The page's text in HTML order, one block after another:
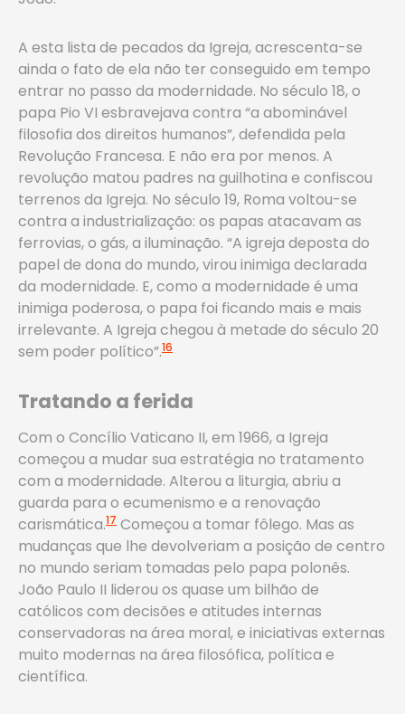
A esta lista de pecados da Igreja, acrescenta-se
ainda o fato de ela não ter conseguido em tempo
entrar no passo da modernidade. No século 18, o
papa Pio VI esbravejava contra “a abominável
filosofia dos direitos humanos”, defendida pela
Revolução Francesa. E não era por menos. A
revolução matou padres na guilhotina e confiscou
terrenos da Igreja. No século 19, Roma voltou-se
contra a industrialização: os papas atacavam as
ferrovias, o gás, a iluminação. “A igreja deposta do
papel de dona do mundo, virou inimiga declarada
da modernidade. E, como a modernidade é uma
inimiga poderosa, o papa foi ficando mais e mais
irrelevante. A Igreja chegou à metade do século 20
sem poder político”.16
Tratando a ferida
Com o Concílio Vaticano II, em 1966, a Igreja
começou a mudar sua estratégia no tratamento
com a modernidade. Alterou a liturgia, abriu a
guarda para o ecumenismo e a renovação
carismática.17 Começou a tomar fôlego. Mas as
mudanças que lhe devolveriam a posição de centro
no mundo seriam tomadas pelo papa polonês.
João Paulo II liderou os quase um bilhão de
católicos com decisões e atitudes internas
conservadoras na área moral, e iniciativas externas
muito modernas na área filosófica, política e
científica.